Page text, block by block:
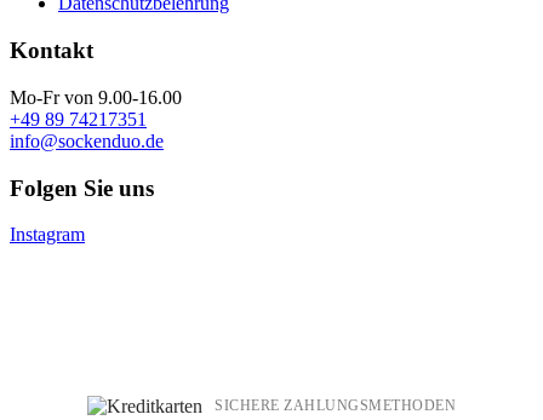
Kontakt
Mo-Fr von 9.00-16.00
+49 89 74217351
info@sockenduo.de
Folgen Sie uns
Instagram
SICHERE ZAHLUNGSMETHODEN